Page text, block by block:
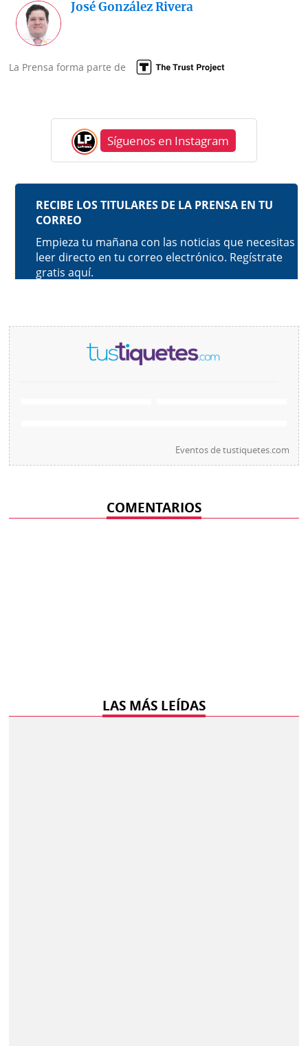
José González Rivera
La Prensa forma parte de
Síguenos en Instagram
Eventos detustiquetes.com
COMENTARIOS
LAS MÁS LEÍDAS